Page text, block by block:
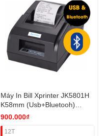
Máy In Bill Xprinter JK5801H
K58mm (Usb+Bluetooh)
Chưa Vat
900.000₫
12T